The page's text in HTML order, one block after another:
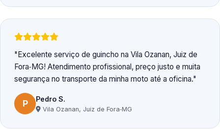
Excelente serviço de guincho na Vila Ozanan, Juiz de
Fora‑MG! Atendimento profissional, preço justo e muita
segurança no transporte da minha moto até a oficina.
P Pedro S.
Vila Ozanan, Juiz de Fora‑MG